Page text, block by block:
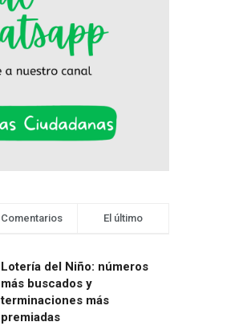
Comentarios El último
Lotería del Niño: números
más buscados y
terminaciones más
premiadas